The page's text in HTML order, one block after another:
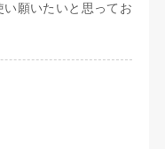
願いたいと思ってお